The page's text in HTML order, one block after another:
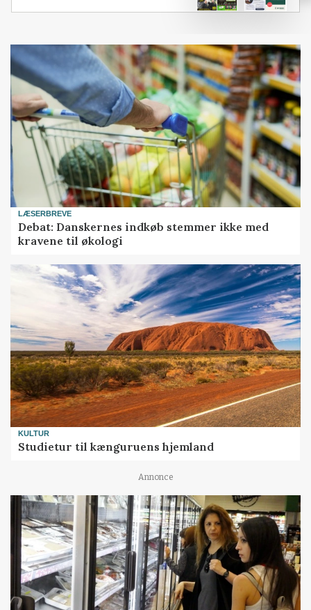
LÆSERBREVE
Debat: Danskernes indkøb stemmer ikke med
kravene til økologi
KULTUR
Studietur til kænguruens hjemland
Annonce